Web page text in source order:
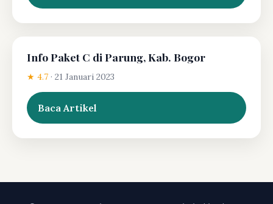
Info Paket C di Parung, Kab. Bogor
★ 4.7 · 21 Januari 2023
Baca Artikel